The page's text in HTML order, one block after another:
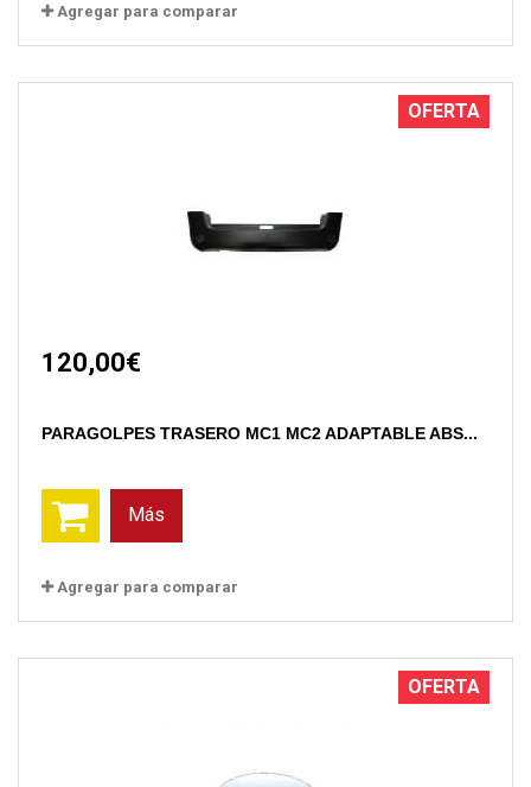
Agregar para comparar
OFERTA
120,00€
PARAGOLPES TRASERO MC1 MC2 ADAPTABLE ABS...
Más
Agregar para comparar
OFERTA